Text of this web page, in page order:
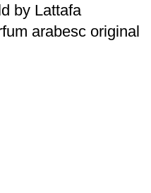
by Lattafa
arabesc original